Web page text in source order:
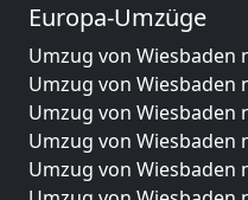
Europa-Umzüge
Umzug von Wiesbaden
Umzug von Wiesbaden
Umzug von Wiesbaden
Umzug von Wiesbaden
Umzug von Wiesbaden